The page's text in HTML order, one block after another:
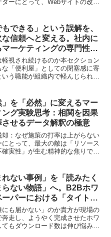
ーにとって、Webサイトの改善
もできる」という誤解を、
な信頼へと変える。社内に
マーケティングの専門性と
確立
視され続けるのか本セクション
「便利屋」としての閉塞感に寄
う職能が組織内で軽んじられや
」を「必然」に変えるマー
ング実験思考：相関を因果
させるデータ解釈の極意
：なぜ施策の打率は上がらない
とって、最大の敵は「リソース
実性」が生む精神的な焦りで
れない事例」を「読みたく
らない物語」へ。B2Bホワ
ーパーにおける「タイトル
」と本質的転換
も届かない」のか貴方が現場の
走し、ようやく完成させたホワ
もダウンロード数は伸び悩み、